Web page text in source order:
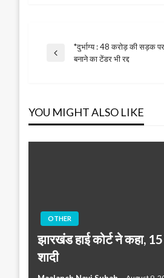
Post
Previous
*दुर्भाग्य : 48 करोड़ की सड़क
बनाने का टेंडर भी रद्द
YOU MIGHT ALSO LIKE
OTHER
झारखंड हाई कोर्ट ने कहा,
शादी